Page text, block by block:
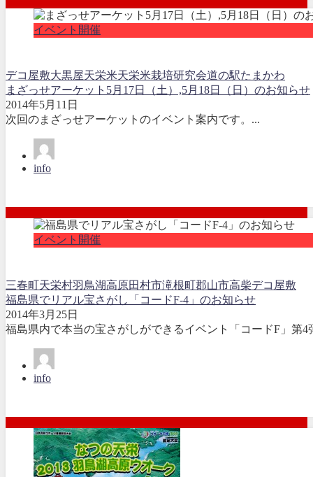
イベント開催
デコ屋敷大黒屋天栄米天栄米栽培研究会道の駅たまかわ
まざっせアーケット5月17日（土）,5月18日（日）のお知らせ
2014年5月11日
次回のまざっせアーケットのイベント案内です。...
info
イベント開催
三春町天栄村羽鳥湖高原田村市滝根町郡山市高柴デコ屋敷
福島県でリアル宝さがし「コードF-4」のお知らせ
2014年3月25日
福島県内で本当の宝さがしができるイベント「コードF」第4
info